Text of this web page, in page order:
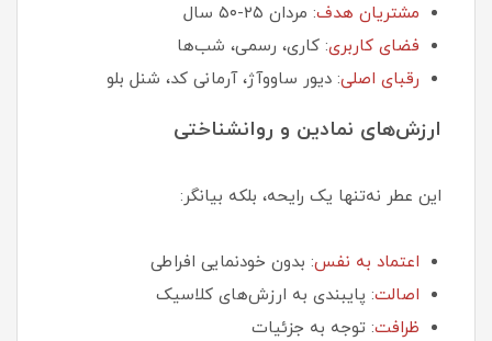
مشتریان هدف: مردان ۲۵-۵۰ سال
فضای کاربری: کاری، رسمی، شب‌ها
رقبای اصلی: دیور ساووآژ، آرمانی کد، شنل بلو
ارزش‌های نمادین و روانشناختی
این عطر نه‌تنها یک رایحه، بلکه بیانگر:
اعتماد به نفس: بدون خودنمایی افراطی
اصالت: پایبندی به ارزش‌های کلاسیک
ظرافت: توجه به جزئیات